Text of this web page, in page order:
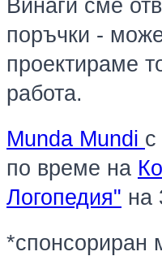
Винаги сме
поръчки -
проектираме
работа.
Munda Mundi
по време на
Логопедия" на
*спонсориран